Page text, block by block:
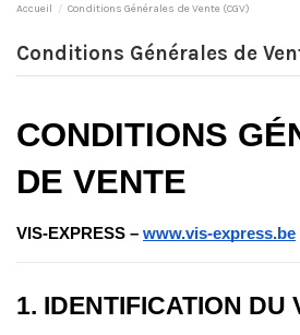
Accueil Conditions Générales de Vente (CGV)
Conditions Générales de
CONDITIONS
DE VENTE
VIS-EXPRESS – www.vis-express.be
1. IDENTIFICATION DU